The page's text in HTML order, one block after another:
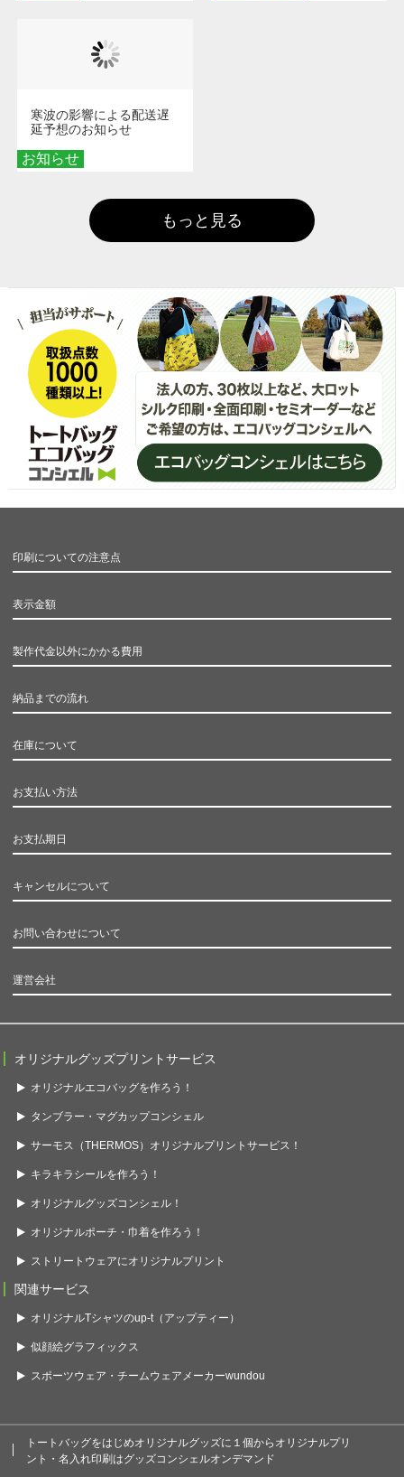
お知らせ
寒波の影響による配送遅
延予想のお知らせ
もっと見る
印刷についての注意点
表示金額
製作代金以外にかかる費用
納品までの流れ
在庫について
お支払い方法
お支払期日
キャンセルについて
お問い合わせについて
運営会社
オリジナルグッズプリントサービス
オリジナルエコバッグを作ろう！
タンブラー・マグカップコンシェル
サーモス（THERMOS）オリジナルプリントサービス！
キラキラシールを作ろう！
オリジナルグッズコンシェル！
オリジナルポーチ・巾着を作ろう！
ストリートウェアにオリジナルプリント
関連サービス
オリジナルTシャツのup-t（アップティー）
似顔絵グラフィックス
スポーツウェア・チームウェアメーカーwundou
トートバッグをはじめオリジナルグッズに１個からオリジナルプリ
ント・名入れ印刷はグッズコンシェルオンデマンド